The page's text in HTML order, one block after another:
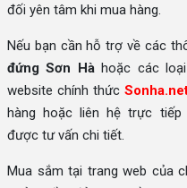
đối yên tâm khi mua hàng.
Nếu bạn cần hỗ trợ về các
đứng Sơn Hàhoặc các loại
website chính thức
hàng hoặc liên hệ trực tiếp
được tư vấn chi tiết.
Mua sắm tại trang web của